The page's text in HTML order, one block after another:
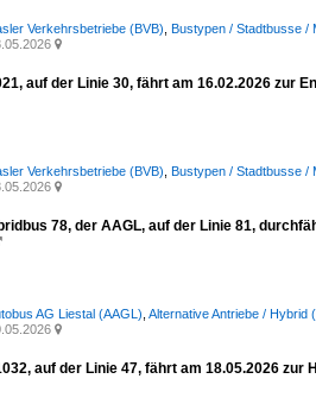
Verkehrsbetriebe (BVB) Bustypen / Stadtbusse /

auf der Linie 30, fährt am 16.02.2026 zur
Verkehrsbetriebe (BVB) Bustypen / Stadtbusse /

78, der AAGL, auf der Linie 81,
AG Liestal (AAGL) Alternative Antriebe / Hybrid

auf der Linie 47, fährt am 18.05.2026